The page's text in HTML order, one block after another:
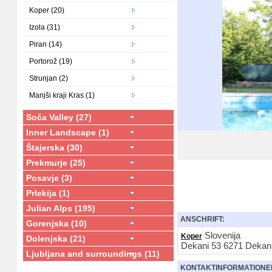
Koper (20)
Izola (31)
Piran (14)
Portorož (19)
Strunjan (2)
Manjši kraji Kras (1)
Soča Valley (27)
Inner Landscape (1)
Štajerska (30)
Prekmurje (25)
Posavje (3)
Prlekija (1)
Julian Alps (195)
Gorenjska (10)
Dolenjska (21)
Ljubljana and surroundings (11)
ANSCHRIFT:
KoperSlovenija
Dekani 53 6271